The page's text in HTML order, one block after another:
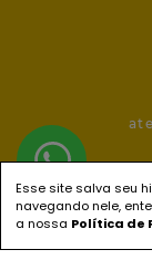
Esse site salva seu
navegando nele,
a nossa Política de